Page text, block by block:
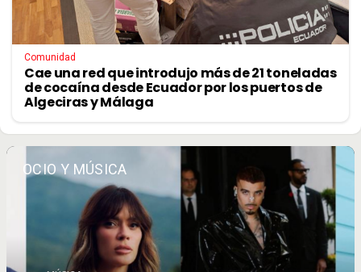
Comunidad
Cae una red que introdujo más de 21 toneladas
de cocaína desde Ecuador por los puertos de
Algeciras y Málaga
OCIO Y MÚSICA